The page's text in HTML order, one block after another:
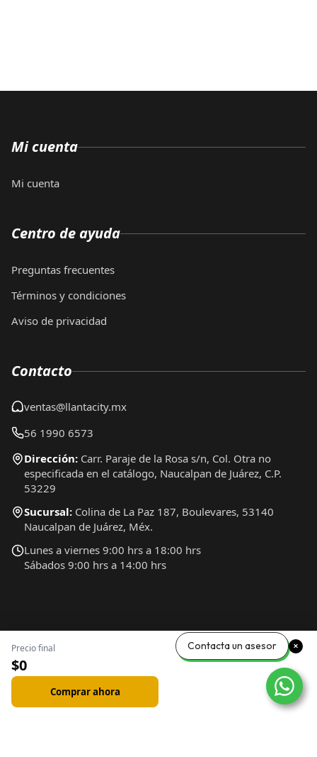
Precio final
$0
Comprar ahora
Mi cuenta
Mi cuenta
Centro de ayuda
Preguntas frecuentes
Términos y condiciones
Aviso de privacidad
Contacto
ventas@llantacity.mx
56 1990 6573
Dirección: Carr. Paraje de la Rosa s/n, Col. Otra no
especificada en el catálogo, Naucalpan de Juárez, C.P.
53229
Sucursal: Colina de La Paz 187, Boulevares, 53140
Naucalpan de Juárez, Méx.
Lunes a viernes 9:00 hrs a 18:00 hrs
Sábados 9:00 hrs a 14:00 hrs
Contacta un asesor